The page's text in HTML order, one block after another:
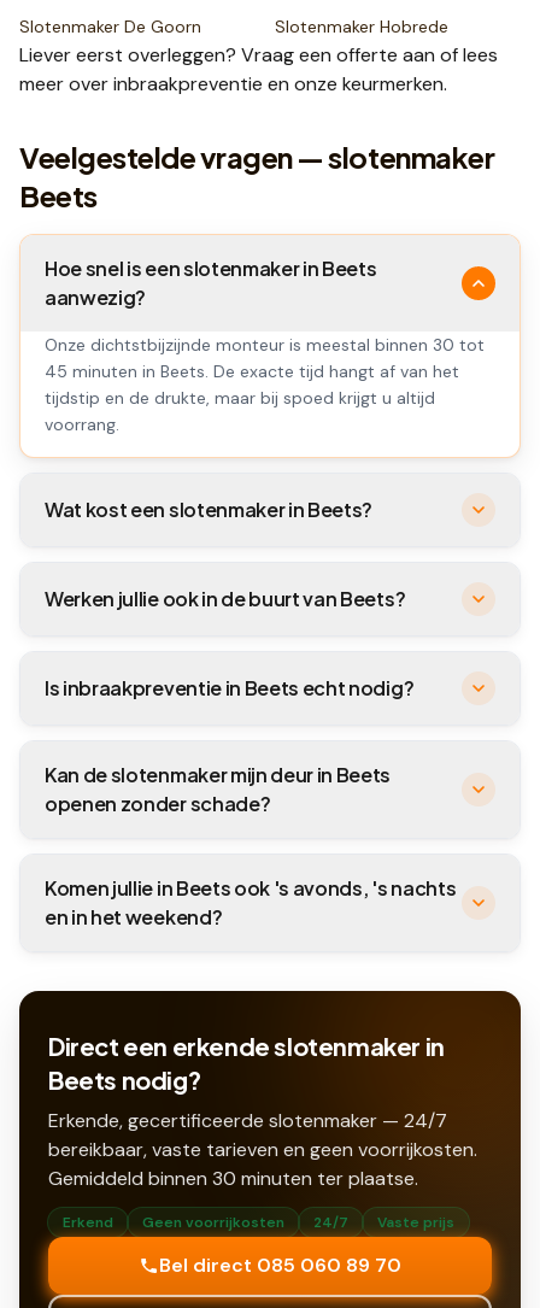
Slotenmaker De Goorn Slotenmaker Hobrede
Liever eerst overleggen? Vraag een offerte aan of lees
meer overinbraakpreventie en onze keurmerken.
Veelgestelde vragen — slotenmaker
Beets
Hoe snel is een slotenmaker in Beets
aanwezig?
Onze dichtstbijzijnde monteur is meestal binnen 30 tot
45 minuten in Beets. De exacte tijd hangt af van het
tijdstip en de drukte, maar bij spoed krijgt u altijd
voorrang.
Wat kost een slotenmaker in Beets?
Werken jullie ook in de buurt van Beets?
Is inbraakpreventie in Beets echt nodig?
Kan de slotenmaker mijn deur in Beets
openen zonder schade?
Komen jullie in Beets ook 's avonds, 's nachts
en in het weekend?
Direct een erkende slotenmaker in
Beets nodig?
Erkende, gecertificeerde slotenmaker — 24/7
bereikbaar, vaste tarieven en geen voorrijkosten.
Gemiddeld binnen 30 minuten ter plaatse.
Erkend Geen voorrijkosten 24/7 Vaste prijs
Bel direct 085 060 89 70